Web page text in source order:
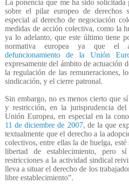
La ponencia que me ha sido solicitada
sobre el pilar europeo de derechos
especial al derecho de negociación
medidas de acción colectiva, como la
ya lo adelanto, que este último tiene
normativa europea ya que
defuncionamiento de la Unión
expresamente del ámbito de actuación
la regulación de las remuneraciones,
sindicación, y el cierre patronal.
Sin embargo, no es menos cierto que
y restricción, en la jurisprudencia
Unión Europea, en especial en la
11 de diciembre de 2007, de la que
textualmente que el derecho a la
colectivos, entre ellas la de huelga,
libertad de establecimiento, pero
restricciones a la actividad sindical
lleva a situar el derecho de los
libre establecimiento”.